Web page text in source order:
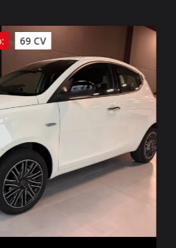
69 CV